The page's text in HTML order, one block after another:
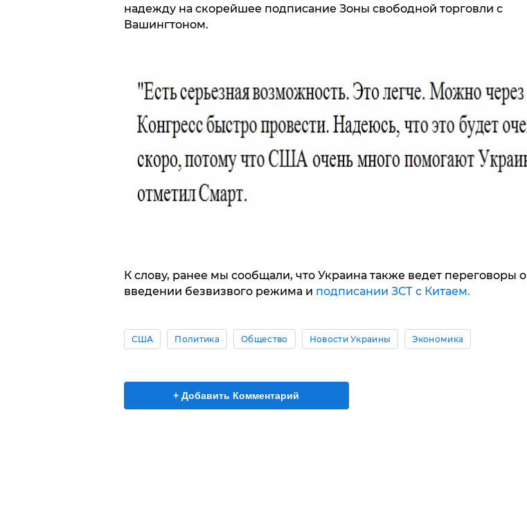
надежду на скорейшее подписание Зоны свободной торговли с
Вашингтоном.
К слову, ранее мы сообщали, что Украина также ведет переговоры о
введении безвизвого режима и подписании ЗСТ с Китаем.
США Политика Общество Новости Украины Экономика
+ Добавить Комментарий